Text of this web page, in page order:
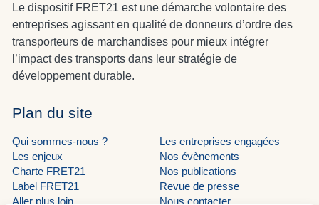
Le dispositif FRET21 est une démarche volontaire des
entreprises agissant en qualité de donneurs d’ordre des
transporteurs de marchandises pour mieux intégrer
l’impact des transports dans leur stratégie de
développement durable.
Plan du site
Qui sommes-nous ?
Les enjeux
Charte FRET21
Label FRET21
Aller plus loin
Les entreprises engagées
Nos évènements
Nos publications
Revue de presse
Nous contacter